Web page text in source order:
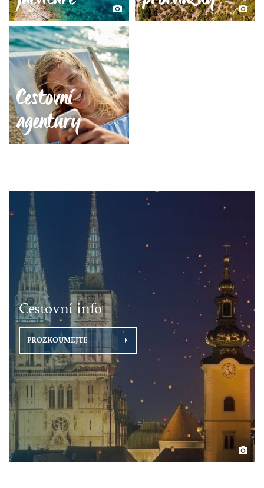
Cestovní
agentury
Cestovní info
PROZKOUMEJTE